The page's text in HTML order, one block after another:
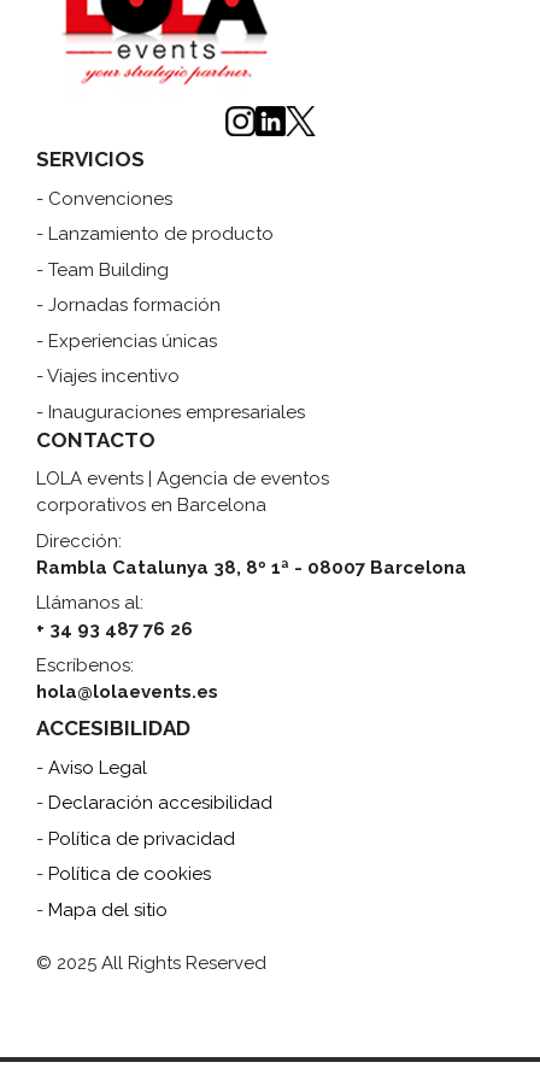
SERVICIOS
- Convenciones
- Lanzamiento de producto
- Team Building
- Jornadas formación
- Experiencias únicas
- Viajes incentivo
- Inauguraciones empresariales
CONTACTO
LOLA events | Agencia de eventos
corporativos en Barcelona
Dirección:
Rambla Catalunya 38, 8º 1ª - 08007 Barcelona
Llámanos al:
+ 34 93 487 76 26
Escríbenos:
hola@lolaevents.es
ACCESIBILIDAD
- Aviso Legal
- Declaración accesibilidad
- Política de privacidad
- Política de cookies
- Mapa del sitio
© 2025 All Rights Reserved